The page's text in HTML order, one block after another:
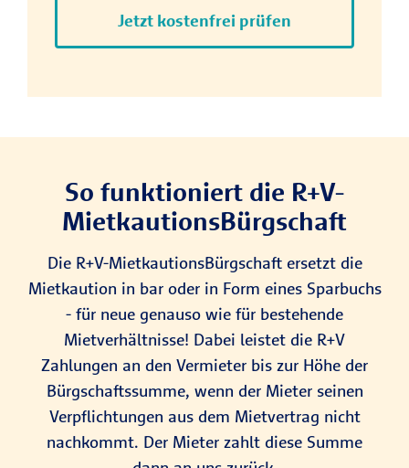
Jetzt kostenfrei prüfen
So funktioniert die R+V-
Mietkautions­Bürgschaft
Die R+V-MietkautionsBürgschaft ersetzt die
Mietkaution in bar oder in Form eines Sparbuchs
- für neue genauso wie für bestehende
Mietverhältnisse! Dabei leistet die R+V
Zahlungen an den Vermieter bis zur Höhe der
Bürgschaftssumme, wenn der Mieter seinen
Verpflichtungen aus dem Mietvertrag nicht
nachkommt. Der Mieter zahlt diese Summe